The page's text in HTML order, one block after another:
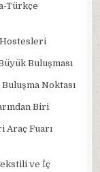
Türkçe
Buluşması
Noktası
Biri
Araç Fuarı
ve İç